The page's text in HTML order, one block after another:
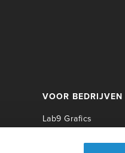
VOOR BEDRIJVEN
Lab9 Grafics